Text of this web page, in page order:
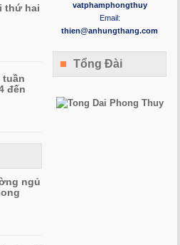
thứ hai
tuần
đến
ngủ
vatphamphongthuy
Email:
thien@anhungthang.com
Tổng Đài